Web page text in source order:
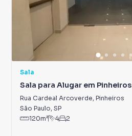
Sala
Sala para Alugar em Pinheiros
Rua Cardeal Arcoverde, Pinheiros
São Paulo, SP
120m² 4 2